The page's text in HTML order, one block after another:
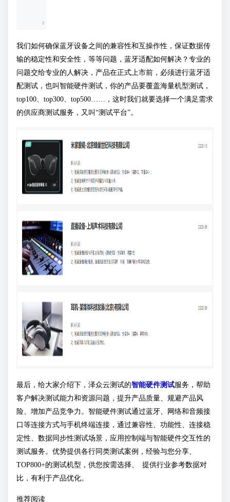
我们如何确保蓝牙设备之间的兼容性和互操作性，保证数据传
输的稳定性和安全性，等等问题，蓝牙适配如何解决？专业的
问题交给专业的人解决，产品在正式上市前，必须进行蓝牙适
配测试，也叫智能硬件测试，你的产品要覆盖海量机型测试，
top100、top300、top500……，这时我们就要选择一个满足需求
的供应商测试服务，又叫“测试平台”。
最后，给大家介绍下，泽众云测试的智能硬件测试服务，帮助
客户解决测试能力和资源问题，提升产品质量、规避产品风
险、增加产品竞争力。智能硬件测试通过蓝牙、网络和音频接
口等连接方式与手机终端连接，通过兼容性、功能性、连接稳
定性、数据同步性测试场景，应用控制端与智能硬件交互性的
测试服务。优势提供各行同类测试案例，经验与您分享、
TOP800+的测试机型，供您按需选择、 提供行业参考数据对
比，有利于产品优化。
推荐阅读